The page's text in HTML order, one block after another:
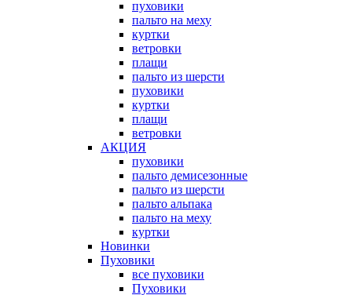
пуховики
пальто на меху
куртки
ветровки
плащи
пальто из шерсти
пуховики
куртки
плащи
ветровки
АКЦИЯ
пуховики
пальто демисезонные
пальто из шерсти
пальто альпака
пальто на меху
куртки
Новинки
Пуховики
все пуховики
Пуховики